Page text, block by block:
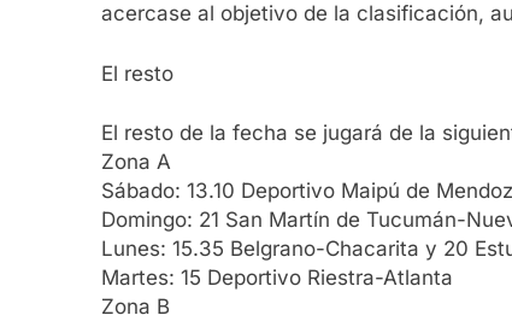
acercase al objetivo de la clasificación,
El resto
El resto de la fecha se jugará de la
Zona A
Sábado: 13.10 Deportivo Maipú de
Domingo: 21 San Martín de Tucumán-
Lunes: 15.35 Belgrano-Chacarita y 20
Martes: 15 Deportivo Riestra-Atlanta
Zona B